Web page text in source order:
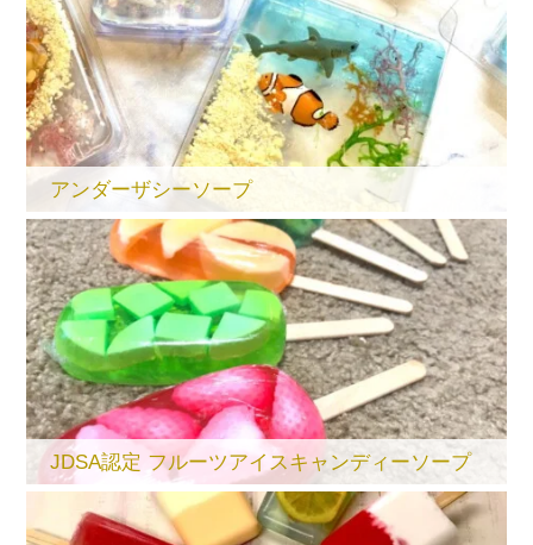
アンダーザシーソープ
JDSA認定 フルーツアイスキャンディーソープ